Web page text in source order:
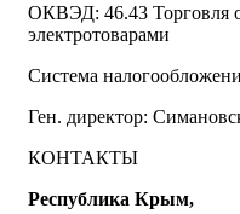
ОКВЭД: 46.43 Торговля
электротоварами
Система
Ген. директор:
КОНТАКТЫ
Республика Крым,